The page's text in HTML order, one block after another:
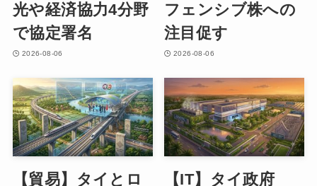
光や経済協力4分野
で協定署名
2026-08-06
フェンシブ株への
注目促す
2026-08-06
【貿易】タイとロ 【IT】タイ政府